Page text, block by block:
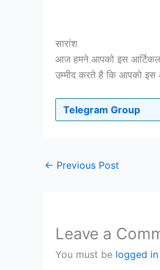
सारांश
आज हमने आपको इस
उम्मीद करते है कि आपको
Telegram Group
← Previous Post
Leave a
You must be logged in